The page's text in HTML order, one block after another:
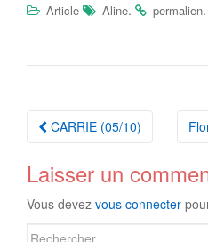
Article Aline. permalien.
Navigation
CARRIE (05/10)
Laisser un
Vous devez vous connecter
Search